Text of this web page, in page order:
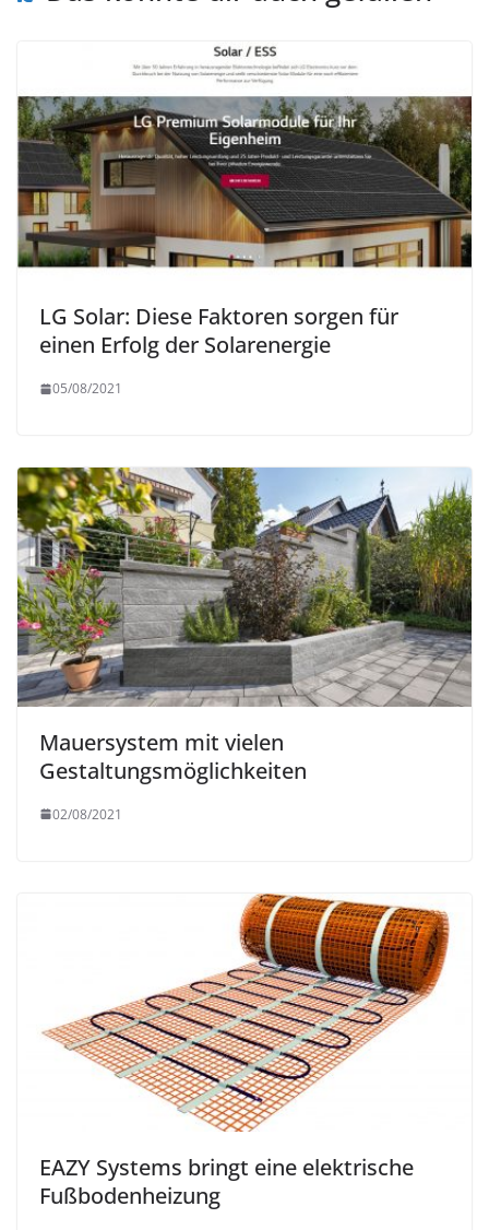
LG Solar: Diese Faktoren sorgen für
einen Erfolg der Solarenergie
05/08/2021
Mauersystem mit vielen
Gestaltungsmöglichkeiten
02/08/2021
EAZY Systems bringt eine elektrische
Fußbodenheizung